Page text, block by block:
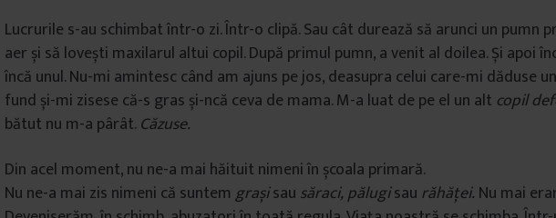
Lucrurile s-au schimbat într-o zi. Într-o clipă. Sau cât durează să arunci un pumn
aer și să lovești maxilarul altui copil. După primul pumn, a venit al doilea. Și apoi
încă unul. Nu-mi amintesc când am ajuns pe jos, deasupra celui care-mi dăduse
fund și-mi zisese că-s gras și-ncă ceva de mama. M-a luat de pe el un alt copil
bătut nu m-a pârât.Căzuse.
Din acel moment, nu ne-a mai hăituit nimeni în școala primară.
Nu ne-a mai zis nimeni că suntem grașisau săraci,pălugisau răhăței. Nu mai